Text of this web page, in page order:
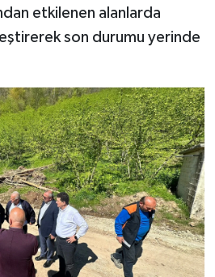
etkilenen alanlarda
son durumu yerinde